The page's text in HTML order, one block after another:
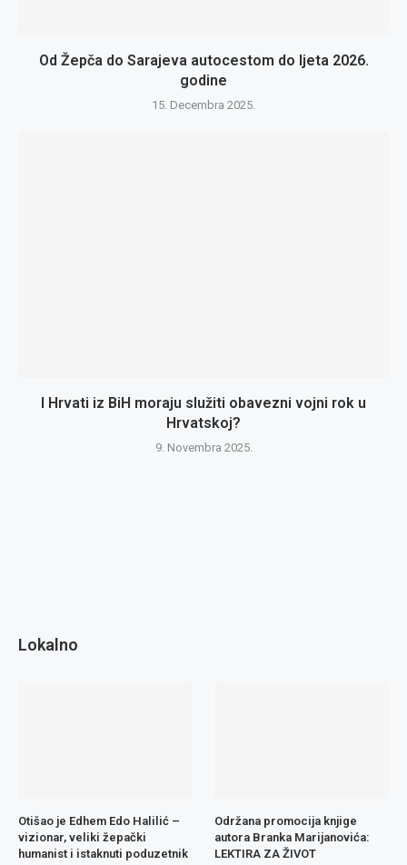
Od Žepča do Sarajeva autocestom do ljeta 2026.
godine
15. Decembra 2025.
I Hrvati iz BiH moraju služiti obavezni vojni rok u
Hrvatskoj?
9. Novembra 2025.
Lokalno
Otišao je Edhem Edo Halilić –
vizionar, veliki žepački
humanist i istaknuti poduzetnik
Održana promocija knjige
autora Branka Marijanovića:
LEKTIRA ZA ŽIVOT